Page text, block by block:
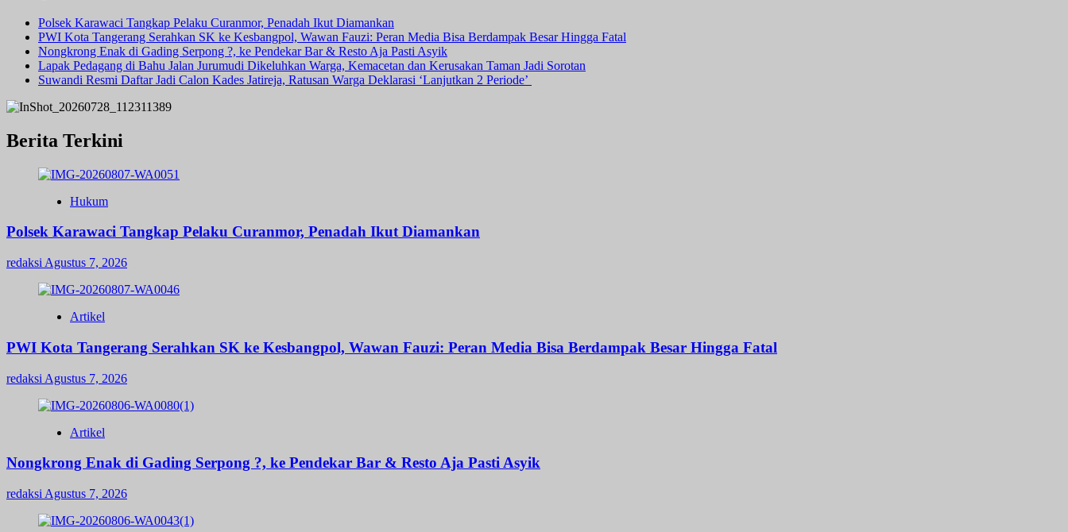
Polsek Karawaci Tangkap Pelaku Curanmor, Penadah Ikut Diamankan
PWI Kota Tangerang Serahkan SK ke Kesbangpol, Wawan Fauzi: Peran Media Bisa Berdampak Besar Hingga Fatal
Nongkrong Enak di Gading Serpong ?, ke Pendekar Bar & Resto Aja Pasti Asyik
Lapak Pedagang di Bahu Jalan Jurumudi Dikeluhkan Warga, Kemacetan dan Kerusakan Taman Jadi Sorotan
Suwandi Resmi Daftar Jadi Calon Kades Jatireja, Ratusan Warga Deklarasi ‘Lanjutkan 2 Periode’
Berita Terkini
Hukum
Polsek Karawaci Tangkap Pelaku Curanmor, Penadah Ikut Diamankan
redaksi Agustus 7, 2026
Artikel
PWI Kota Tangerang Serahkan SK ke Kesbangpol, Wawan Fauzi: Peran Media Bisa Berdampak Besar Hingga Fatal
redaksi Agustus 7, 2026
Artikel
Nongkrong Enak di Gading Serpong ?, ke Pendekar Bar & Resto Aja Pasti Asyik
redaksi Agustus 7, 2026